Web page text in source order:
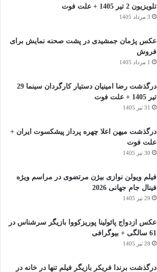
تلویزیون 2 تیر 1405 + علت فوت
3 مرداد 1405
عکس پژمان جمشیدی در پشت صحنه نمایش برای
فروش
1 مرداد 1405
درگذشت رضا امینیان دستیار کارگردان سینما 29
تیر 1405 + علت فوت
31 تیر 1405
درگذشت میهن اعلا چهره پرداز پیشکسوت ایران +
علت فوت
30 تیر 1405
فیلم ویولن نوازی بیژن مرتضوی در مراسم ویژه
فینال جام جهانی 2026
29 تیر 1405
عکس ازدواج پائولینا پوریزکووا بازیگر سرشناس در
61 سالگی + بیوگرافی
28 تیر 1405
درگذشت برندا فریکر بازیگر فیلم تنها در خانه در